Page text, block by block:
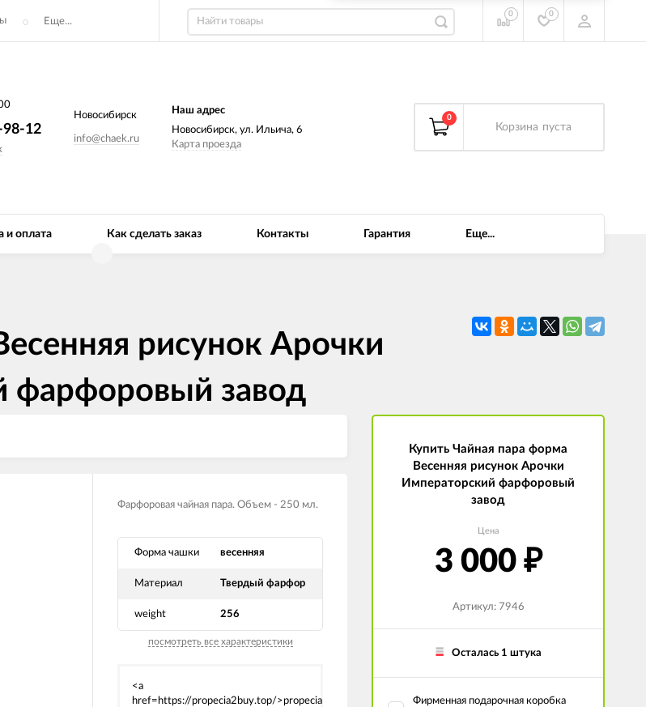
Еще...
0 0
98-12
Новосибирск
info@chaek.ru
Наш адрес
Новосибирск, ул. Ильича, 6
Карта проезда
0
Корзина пуста
и оплата Как сделать заказ Контакты Гарантия Еще...
рисунок Арочки
фарфоровый завод
Фарфоровая чайная пара. Объем - 250 мл.
Форма чашки весенняя
Материал Твердый фарфор
weight 256
посмотреть все характеристики
<a
href=https://propecia2buy.top/>propecia
Купить Чайная пара форма
Весенняя рисунок Арочки
Императорский фарфоровый
завод
Цена
3 000 ₽
Артикул: 7946
Осталась 1 штука
Фирменная подарочная коробка